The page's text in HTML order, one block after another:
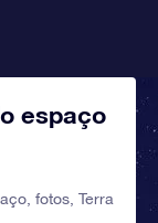
espaço
fotos Terra